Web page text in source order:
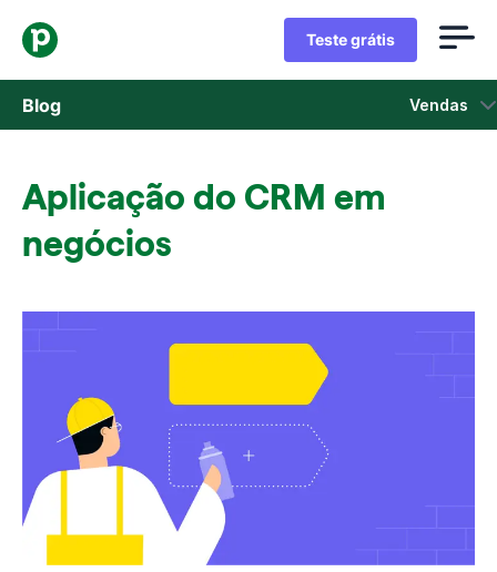
Teste grátis
Blog Vendas
Marketing
Estudos de caso
Abre em uma nova janela
Aplicação do CRM em
negócios